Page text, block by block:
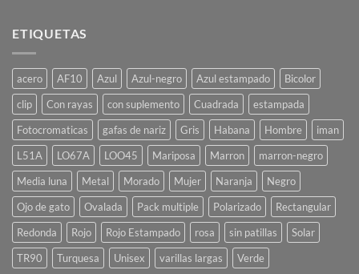
ETIQUETAS
acero AF10 Azul Azul-negro Azul estampado
Bicolor
clip
Con rayas con suplemento Cuadrada
estampada
Fotocromaticas
gafas de nariz Gris Habana Hombre
iman
L51A
LO67A LOO45 Mariposa Marron
marron-negro
Media luna
Metal Morado Mujer Naranja
Negro
Ojo de gato
Ovalada Pack multiple Polarizado
Rectangular
Redonda
Rojo Rojo Estampado rosa sin patillas
Solar
TR90
Turquesa Unisex varillas largas Verde